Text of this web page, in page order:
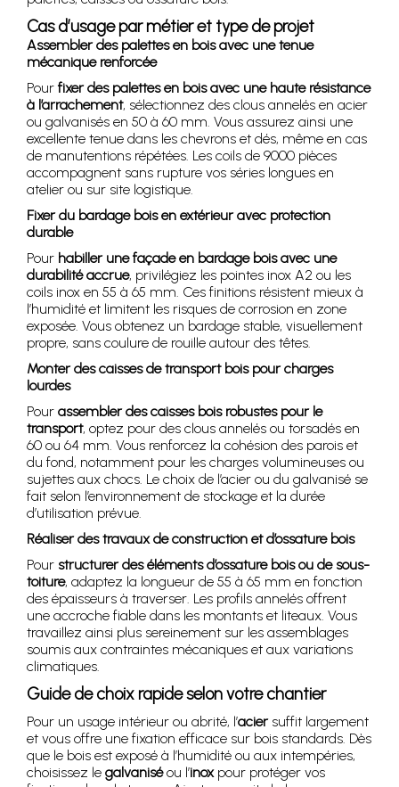
Cas d’usage par métier et type de projet
Assembler des palettes en bois avec une tenue
mécanique renforcée
Pour fixer des palettes en bois avec une haute résistance
à l’arrachement, sélectionnez des clous annelés en acier
ou galvanisés en 50 à 60 mm. Vous assurez ainsi une
excellente tenue dans les chevrons et dés, même en cas
de manutentions répétées. Les coils de 9000 pièces
accompagnent sans rupture vos séries longues en
atelier ou sur site logistique.
Fixer du bardage bois en extérieur avec protection
durable
Pour habiller une façade en bardage bois avec une
durabilité accrue, privilégiez les pointes inox A2 ou les
coils inox en 55 à 65 mm. Ces finitions résistent mieux à
l’humidité et limitent les risques de corrosion en zone
exposée. Vous obtenez un bardage stable, visuellement
propre, sans coulure de rouille autour des têtes.
Monter des caisses de transport bois pour charges
lourdes
Pour assembler des caisses bois robustes pour le
transport, optez pour des clous annelés ou torsadés en
60 ou 64 mm. Vous renforcez la cohésion des parois et
du fond, notamment pour les charges volumineuses ou
sujettes aux chocs. Le choix de l’acier ou du galvanisé se
fait selon l’environnement de stockage et la durée
d’utilisation prévue.
Réaliser des travaux de construction et d’ossature bois
Pour structurer des éléments d’ossature bois ou de sous-
toiture, adaptez la longueur de 55 à 65 mm en fonction
des épaisseurs à traverser. Les profils annelés offrent
une accroche fiable dans les montants et liteaux. Vous
travaillez ainsi plus sereinement sur les assemblages
soumis aux contraintes mécaniques et aux variations
climatiques.
Guide de choix rapide selon votre chantier
Pour un usage intérieur ou abrité, l’aciersuffit largement
et vous offre une fixation efficace sur bois standards. Dès
que le bois est exposé à l’humidité ou aux intempéries,
choisissez le galvaniséou l’inoxpour protéger vos